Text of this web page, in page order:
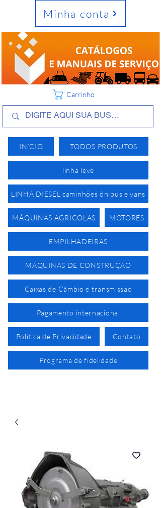
INíCIO TODOS PRODUTOS
linha leve
LINHA DIESEL caminhões ônibus e vans
MÁQUINAS AGRICOLAS MOTORES
EMPILHADEIRAS
MÁQUINAS DE CONSTRUÇÃO
Caixas de Câmbio e transmissão
Pagamento internacional
Política de Privacidade Contato
Programa de fidelidade
Minha conta
Carrinho